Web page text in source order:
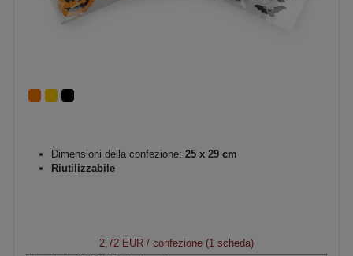
Dimensioni della confezione: 25 x 29 cm
Riutilizzabile
2,72 EUR / confezione (1 scheda)